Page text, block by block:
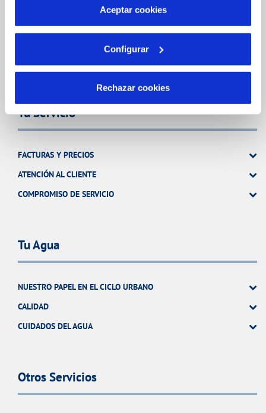
más información en nuestraPolítica de Cookies
Aceptar cookies
Configurar
Rechazar cookies
Tu Servicio
FACTURAS Y PRECIOS
ATENCIÓN AL CLIENTE
COMPROMISO DE SERVICIO
Tu Agua
NUESTRO PAPEL EN EL CICLO URBANO
CALIDAD
CUIDADOS DEL AGUA
Otros Servicios